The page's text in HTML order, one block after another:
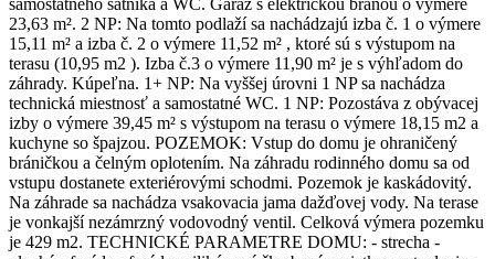
23,63 m². 2 NP: Na tomto podlaží sa nachádzajú izba č. 1 o výmere
15,11 m² a izba č. 2 o výmere 11,52 m² , ktoré sú s výstupom na
terasu (10,95 m2 ). Izba č.3 o výmere 11,90 m² je s výhľadom do
záhrady. Kúpeľna. 1+ NP: Na vyššej úrovni 1 NP sa nachádza
technická miestnosť a samostatné WC. 1 NP: Pozostáva z obývacej
izby o výmere 39,45 m² s výstupom na terasu o výmere 18,15 m2 a
kuchyne so špajzou. POZEMOK: Vstup do domu je ohraničený
bráničkou a čelným oplotením. Na záhradu rodinného domu sa od
vstupu dostanete exteriérovými schodmi. Pozemok je kaskádovitý.
Na záhrade sa nachádza vsakovacia jama dažďovej vody. Na terase
je vonkajší nezámrzný vodovodný ventil. Celková výmera pozemku
je 429 m2. TECHNICKÉ PARAMETRE DOMU: - strecha -